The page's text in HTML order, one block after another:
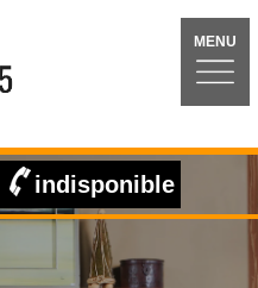
MENU
indisponible